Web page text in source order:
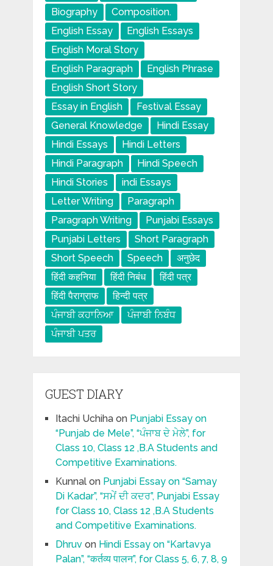
Biography
Composition.
English Essay
English Essays
English Moral Story
English Paragraph
English Phrase
English Short Story
Essay in English
Festival Essay
General Knowledge
Hindi Essay
Hindi Essays
Hindi Letters
Hindi Paragraph
Hindi Speech
Hindi Stories
indi Essays
Letter Writing
Paragraph
Paragraph Writing
Punjabi Essays
Punjabi Letters
Short Paragraph
Short Speech
Speech
अनुछेद
हिंदी कहनिया
हिंदी निबंध
हिंदी पत्र
हिंदी पैराग्राफ
हिन्दी पत्र
ਪੰਜਾਬੀ ਕਹਾਨਿਆ
ਪੰਜਾਬੀ ਨਿਬੰਧ
ਪੰਜਾਬੀ ਪਤਰ
GUEST DIARY
Itachi Uchihaon Punjabi Essay on
“Punjab de Mele”, “ਪੰਜਾਬ ਦੇ ਮੇਲੇ”, for
Class 10, Class 12 ,B.A Students and
Competitive Examinations.
Kunnalon Punjabi Essay on “Samay
Di Kadar”, “ਸਮੇਂ ਦੀ ਕਦਰ”, Punjabi Essay
for Class 10, Class 12 ,B.A Students
and Competitive Examinations.
Dhruvon Hindi Essay on “Kartavya
Palan”, “कर्तव्य पालन”, for Class 5, 6, 7, 8, 9